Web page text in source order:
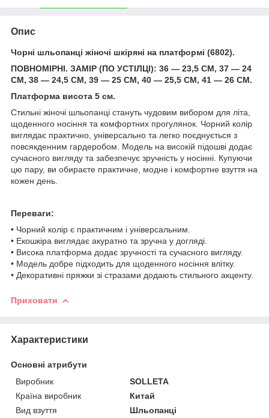
Опис
Чорні шльопанці жіночі шкіряні на платформі (6802).
ПОВНОМІРНІ. ЗАМІР (ПО УСТІЛЦІ): 36 — 23,5 СМ, 37 — 24
СМ, 38 — 24,5 СМ, 39 — 25 СМ, 40 — 25,5 СМ, 41 — 26 СМ.
Платформа висота 5 см.
Стильні жіночі шльопанці стануть чудовим вибором для літа,
щоденного носіння та комфортних прогулянок. Чорний колір
виглядає практично, універсально та легко поєднується з
повсякденним гардеробом. Модель на високій підошві додає
сучасного вигляду та забезпечує зручність у носінні. Купуючи
цю пару, ви обираєте практичне, модне і комфортне взуття на
кожен день.
Переваги:
• Чорний колір є практичним і універсальним.
• Екошкіра виглядає акуратно та зручна у догляді.
• Висока платформа додає зручності та сучасного вигляду.
• Модель добре підходить для щоденного носіння влітку.
• Декоративні пряжки зі стразами додають стильного акценту.
Приховати
Характеристики
Основні атрибути
Виробник
SOLLETA
Країна виробник
Китай
Вид взуття
Шльопанці